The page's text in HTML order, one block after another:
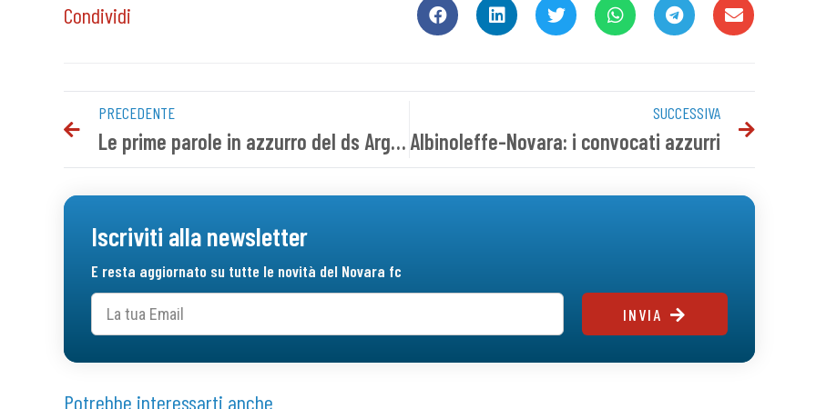
Condividi
PRECEDENTE
Le prime parole in azzurro del ds Argurio
SUCCESSIVA
Albinoleffe-Novara: i convocati azzurri
Iscriviti alla newsletter
E resta aggiornato su tutte le novità del Novara fc
INVIA
Potrebbe interessarti anche